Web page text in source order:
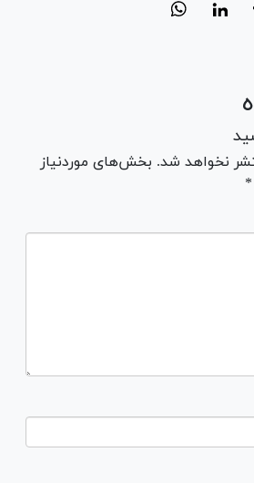
نخواهد شد. بخش‌های موردنیاز